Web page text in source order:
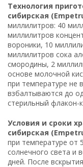
Технология
сибирская
миллилитров: 40
миллилитров
вороники, 10
миллилитров сока
смородины, 2
основе молочной
при температуре не
взбалтываются до
стерильный флакон-
Условия и сроки
сибирская
при температуре от
солнечного света и
дней. После